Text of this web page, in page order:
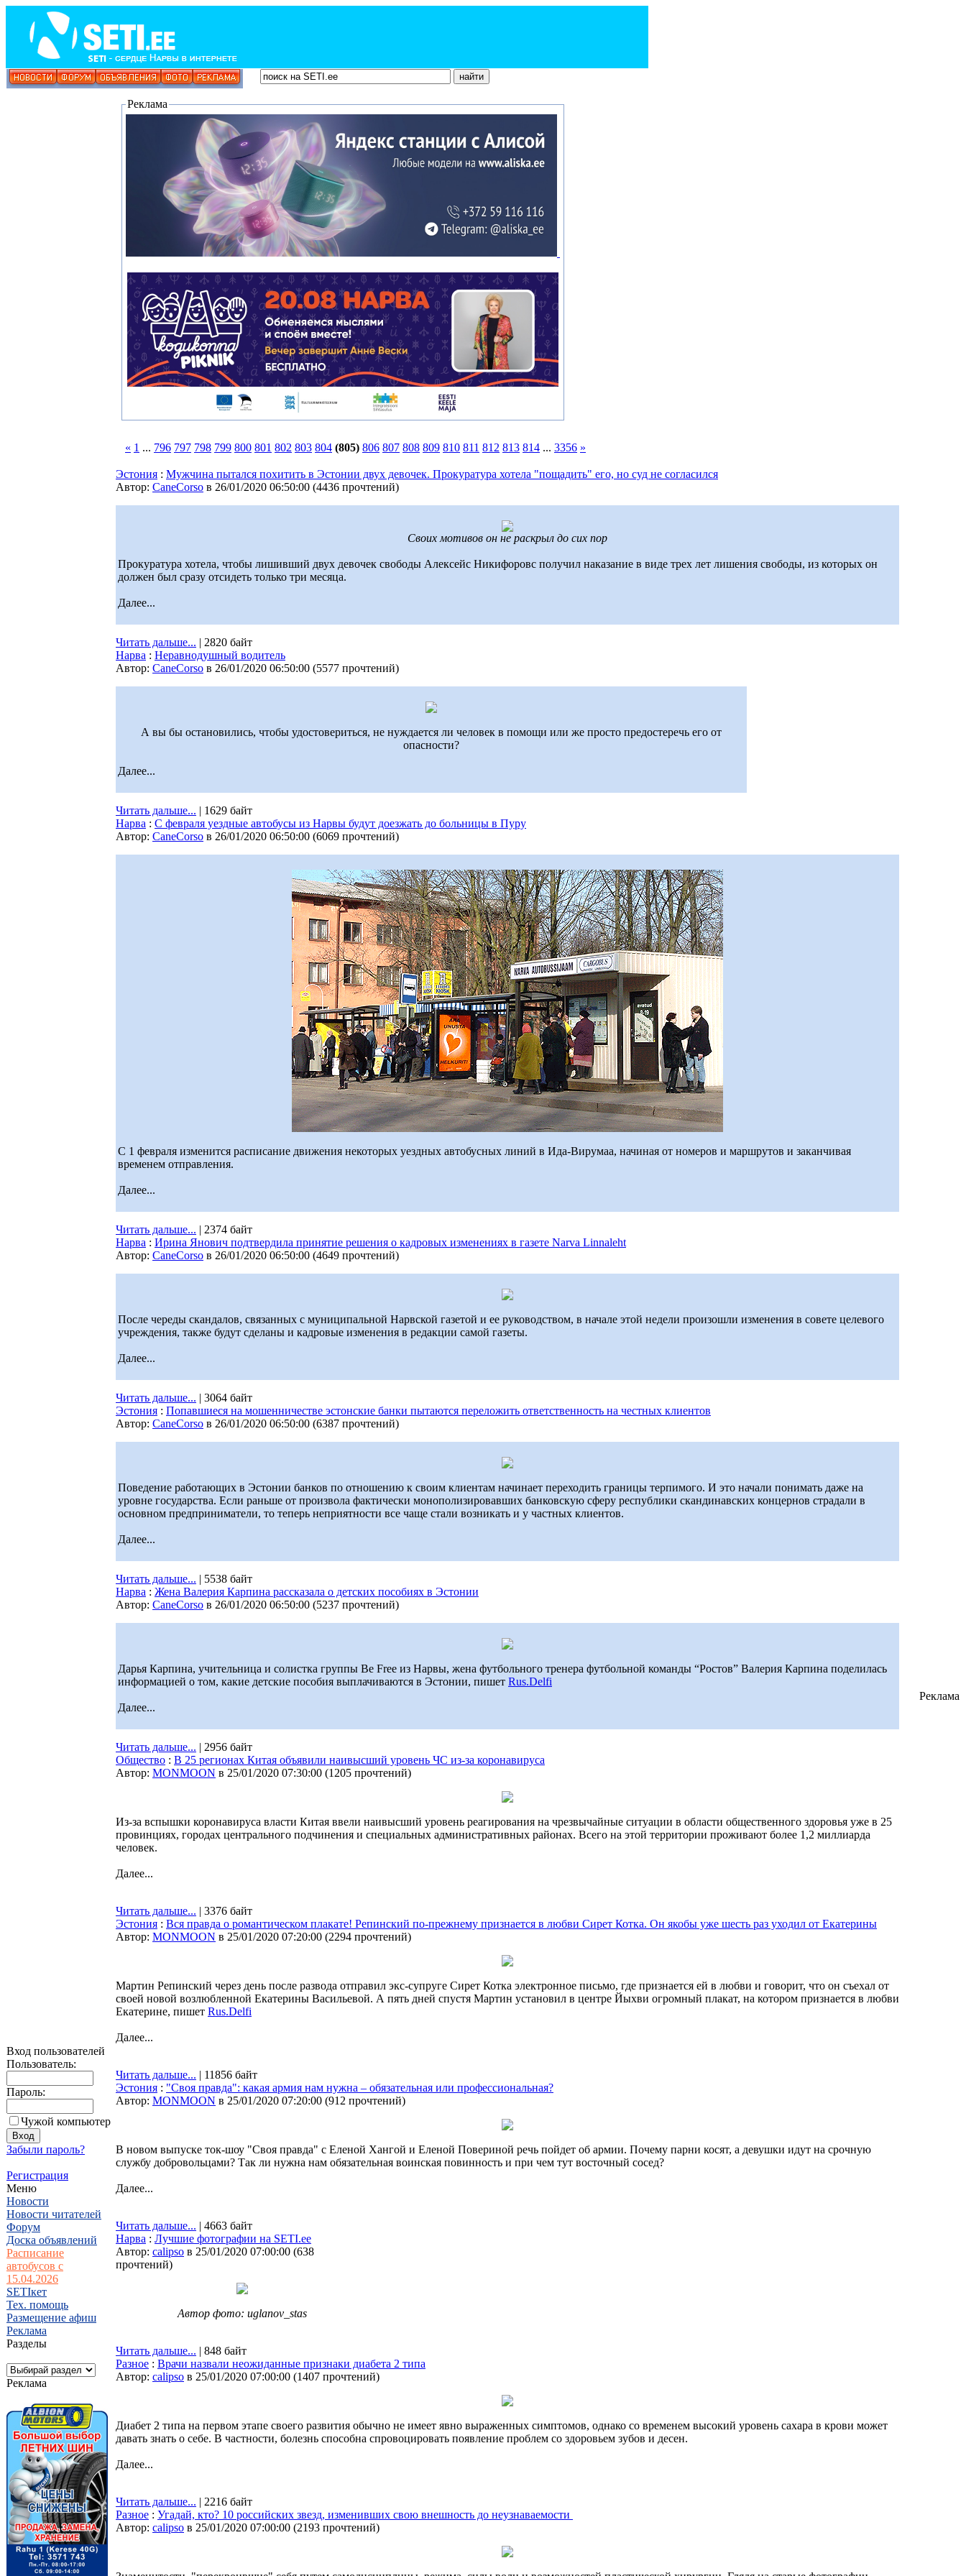
Вход пользователей
Пользователь:
Пароль:
Чужой компьютер
Забыли пароль?
Регистрация
Меню
Новости
Новости читателей
Форум
Доска объявлений
Расписание
автобусов с
15.04.2026
SETIкет
Тех. помощь
Размещение афиш
Реклама
Разделы
Реклама
Реклама
« 1 ... 796 797 798 799 800 801 802 803 804 (805) 806 807 808 809 810 811 812 813 814 ... 3356 »
Эстония : Мужчина пытался похитить в Эстонии двух девочек. Прокуратура хотела "пощадить" его, но суд не согласился
Автор: CaneCorso в 26/01/2020 06:50:00 (4436 прочтений)
Своих мотивов он не раскрыл до сих пор
Прокуратура хотела, чтобы лишивший двух девочек свободы Алексейс Никифоровс получил наказание в виде трех лет лишения свободы, из которых он
должен был сразу отсидеть только три месяца.
Далее...
Читать дальше... | 2820 байт
Нарва : Неравнодушный водитель
Автор: CaneCorso в 26/01/2020 06:50:00 (5577 прочтений)
А вы бы остановились, чтобы удостовериться, не нуждается ли человек в помощи или же просто предостеречь его от
опасности?
Далее...
Читать дальше... | 1629 байт
Нарва : С февраля уездные автобусы из Нарвы будут доезжать до больницы в Пуру
Автор: CaneCorso в 26/01/2020 06:50:00 (6069 прочтений)
С 1 февраля изменится расписание движения некоторых уездных автобусных линий в Ида-Вирумаа, начиная от номеров и маршрутов и заканчивая
временем отправления.
Далее...
Читать дальше... | 2374 байт
Нарва : Ирина Янович подтвердила принятие решения о кадровых изменениях в газете Narva Linnaleht
Автор: CaneCorso в 26/01/2020 06:50:00 (4649 прочтений)
После череды скандалов, связанных с муниципальной Нарвской газетой и ее руководством, в начале этой недели произошли изменения в совете целевого
учреждения, также будут сделаны и кадровые изменения в редакции самой газеты.
Далее...
Читать дальше... | 3064 байт
Эстония : Попавшиеся на мошенничестве эстонские банки пытаются переложить ответственность на честных клиентов
Автор: CaneCorso в 26/01/2020 06:50:00 (6387 прочтений)
Поведение работающих в Эстонии банков по отношению к своим клиентам начинает переходить границы терпимого. И это начали понимать даже на
уровне государства. Если раньше от произвола фактически монополизировавших банковскую сферу республики скандинавских концернов страдали в
основном предприниматели, то теперь неприятности все чаще стали возникать и у частных клиентов.
Далее...
Читать дальше... | 5538 байт
Нарва : Жена Валерия Карпина рассказала о детских пособиях в Эстонии
Автор: CaneCorso в 26/01/2020 06:50:00 (5237 прочтений)
Дарья Карпина, учительница и солистка группы Be Free из Нарвы, жена футбольного тренера футбольной команды “Ростов” Валерия Карпина поделилась
информацией о том, какие детские пособия выплачиваются в Эстонии, пишет Rus.Delfi
Далее...
Читать дальше... | 2956 байт
Общество : В 25 регионах Китая объявили наивысший уровень ЧС из-за коронавируса
Автор: MONMOON в 25/01/2020 07:30:00 (1205 прочтений)
Из-за вспышки коронавируса власти Китая ввели наивысший уровень реагирования на чрезвычайные ситуации в области общественного здоровья уже в 25
провинциях, городах центрального подчинения и специальных административных районах. Всего на этой территории проживают более 1,2 миллиарда
человек.
Далее...
Читать дальше... | 3376 байт
Эстония : Вся правда о романтическом плакате! Репинский по-прежнему признается в любви Сирет Котка. Он якобы уже шесть раз уходил от Екатерины
Автор: MONMOON в 25/01/2020 07:20:00 (2294 прочтений)
Мартин Репинский через день после развода отправил экс-супруге Сирет Котка электронное письмо, где признается ей в любви и говорит, что он съехал от
своей новой возлюбленной Екатерины Васильевой. А пять дней спустя Мартин установил в центре Йыхви огромный плакат, на котором признается в любви
Екатерине, пишет Rus.Delfi
Далее...
Читать дальше... | 11856 байт
Эстония : "Своя правда": какая армия нам нужна – обязательная или профессиональная?
Автор: MONMOON в 25/01/2020 07:20:00 (912 прочтений)
В новом выпуске ток-шоу "Своя правда" с Еленой Хангой и Еленой Повериной речь пойдет об армии. Почему парни косят, а девушки идут на срочную
службу добровольцами? Так ли нужна нам обязательная воинская повинность и при чем тут восточный сосед?
Далее...
Читать дальше... | 4663 байт
Нарва : Лучшие фотографии на SETI.ee
Автор: calipso в 25/01/2020 07:00:00 (638
прочтений)
Автор фото: uglanov_stas
Читать дальше... | 848 байт
Разное : Врачи назвали неожиданные признаки диабета 2 типа
Автор: calipso в 25/01/2020 07:00:00 (1407 прочтений)
Диабет 2 типа на первом этапе своего развития обычно не имеет явно выраженных симптомов, однако со временем высокий уровень сахара в крови может
давать знать о себе. В частности, болезнь способна спровоцировать появление проблем со здоровьем зубов и десен.
Далее...
Читать дальше... | 2216 байт
Разное : Угадай, кто? 10 российских звезд, изменивших свою внешность до неузнаваемости
Автор: calipso в 25/01/2020 07:00:00 (2193 прочтений)
Реклама